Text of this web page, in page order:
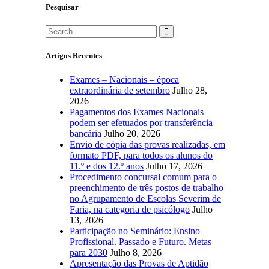
Pesquisar
Artigos Recentes
Exames – Nacionais – época
extraordinária de setembro Julho 28,
2026
Pagamentos dos Exames Nacionais
podem ser efetuados por transferência
bancária Julho 20, 2026
Envio de cópia das provas realizadas, em
formato PDF, para todos os alunos do
11.º e dos 12.º anos Julho 17, 2026
Procedimento concursal comum para o
preenchimento de três postos de trabalho
no Agrupamento de Escolas Severim de
Faria, na categoria de psicólogo Julho
13, 2026
Participação no Seminário: Ensino
Profissional. Passado e Futuro. Metas
para 2030 Julho 8, 2026
Apresentação das Provas de Aptidão